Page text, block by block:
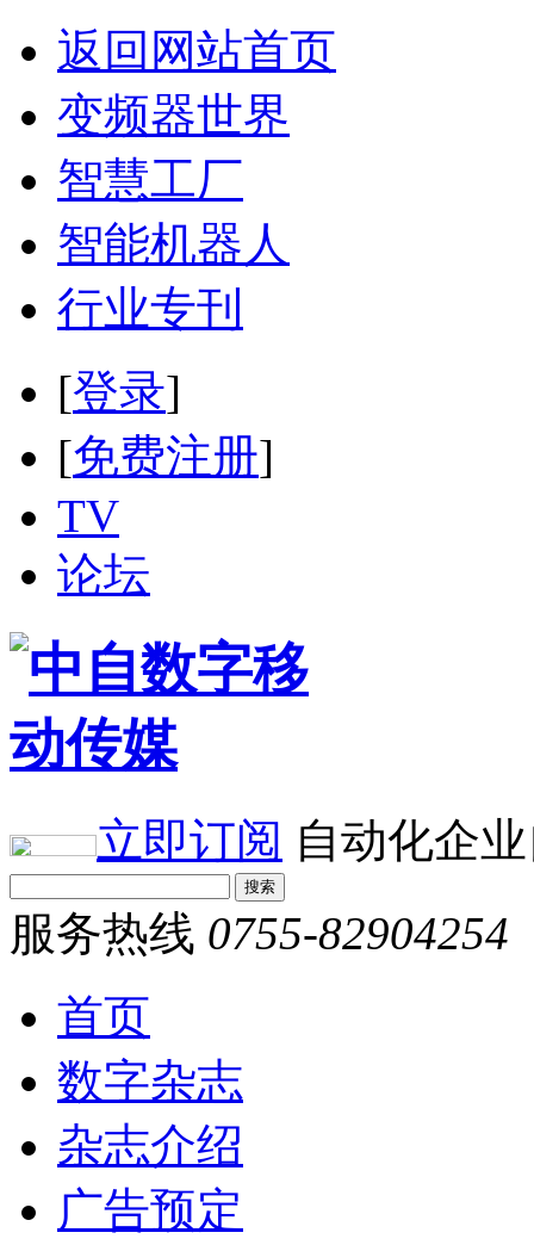
返回网站首页
变频器世界
智慧工厂
智能机器人
行业专刊
[登录]
[免费注册]
TV
论坛
立即订阅 自动化企
服务热线 0755-82904254
首页
数字杂志
杂志介绍
广告预定